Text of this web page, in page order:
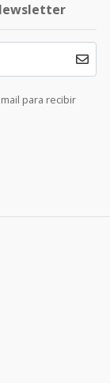
para recibir